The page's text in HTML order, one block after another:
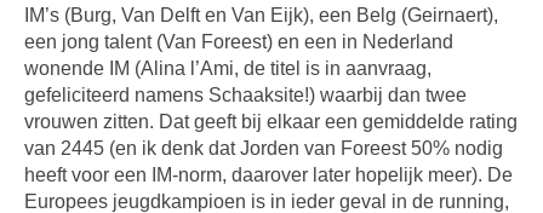
IM’s (Burg, Van Delft en Van Eijk), een Belg (Geirnaert),
een jong talent (Van Foreest) en een in Nederland
wonende IM (Alina l’Ami, de titel is in aanvraag,
gefeliciteerd namens Schaaksite!) waarbij dan twee
vrouwen zitten. Dat geeft bij elkaar een gemiddelde rating
van 2445 (en ik denk dat Jorden van Foreest 50% nodig
heeft voor een IM-norm, daarover later hopelijk meer). De
Europees jeugdkampioen is in ieder geval in de running,